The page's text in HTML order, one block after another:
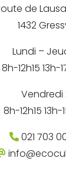
de
1432
Lundi –
8h-12h15 13h-
Vendredi :
8h-12h15 13h-
021 703